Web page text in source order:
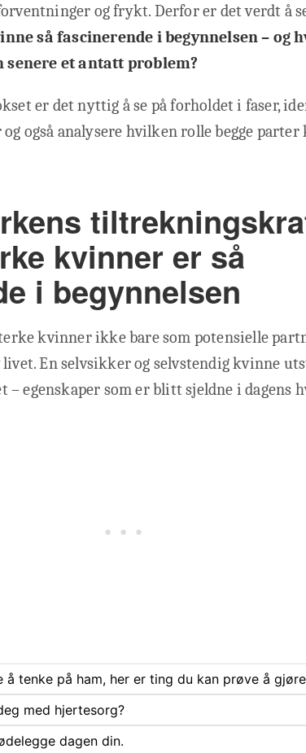
og frykt. Derfor er det verdt å
så fascinerende i begynnelsen – og
et antatt problem?
er det nyttig å se på forholdet i faser,
også analysere hvilken rolle begge parter
kvinner er så
i begynnelsen
kvinner ikke bare som potensielle
En selvsikker og selvstendig kvinne
egenskaper som er blitt sjeldne i dagens
å tenke på ham, her er ting du kan prøve å
med hjertesorg?
dagen din.